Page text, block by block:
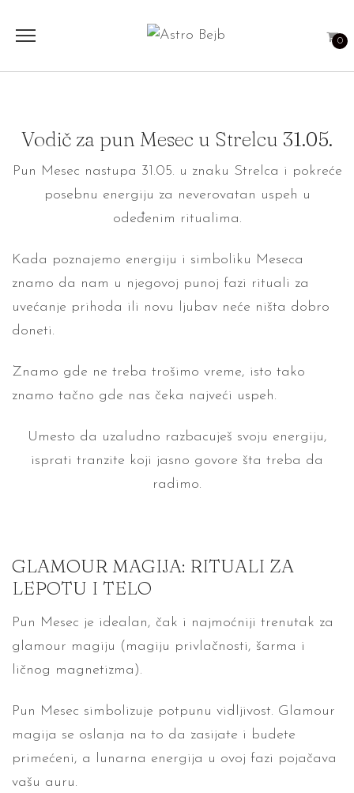
0
Vodič za pun Mesec u Strelcu 31.05.
Pun Mesec nastupa 31.05. u znaku Strelca i pokreće
posebnu energiju za neverovatan uspeh u
odeđenim ritualima.
Kada poznajemo energiju i simboliku Meseca
znamo da nam u njegovoj punoj fazi rituali za
uvećanje prihoda ili novu ljubav neće ništa dobro
doneti.
Znamo gde ne treba trošimo vreme, isto tako
znamo tačno gde nas čeka najveći uspeh.
Umesto da uzaludno razbacuješ svoju energiju,
isprati tranzite koji jasno govore šta treba da
radimo.
GLAMOUR MAGIJA: RITUALI ZA
LEPOTU I TELO
Pun Mesec je idealan, čak i najmoćniji trenutak za
glamour magiju (magiju privlačnosti, šarma i
ličnog magnetizma).
Pun Mesec simbolizuje potpunu vidljivost. Glamour
magija se oslanja na to da zasijate i budete
primećeni, a lunarna energija u ovoj fazi pojačava
vašu auru.